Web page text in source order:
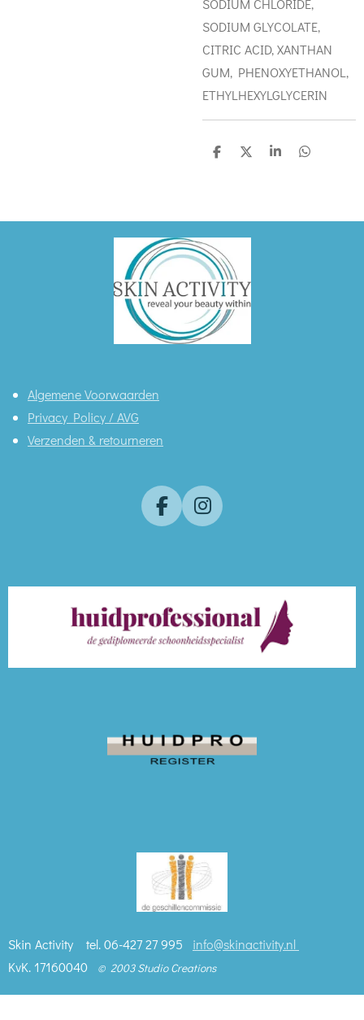
SODIUM CHLORIDE,
SODIUM GLYCOLATE,
CITRIC ACID, XANTHAN
GUM, PHENOXYETHANOL,
ETHYLHEXYLGLYCERIN
D
D
S
D
Algemene Voorwaarden
Privacy Policy / AVG
Verzenden & retourneren
F
b
o
o
k
I
a
g
r
a
m
Skin Activity tel. 06-427 27 995 info@skinactivity.nl
KvK. 17160040
© 2003 Studio Creations